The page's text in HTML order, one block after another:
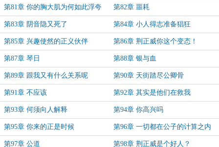
第81章 你的胸大肌为何如此浮夸 第82章 噩耗
第83章 阴音隐又死了 第84章 小人得志准备猖狂
第85章 兴趣使然的正义伙伴 第86章 荆正威你这个变态！
第87章 琴日 第88章 银与血
第89章 跟我又有什么关系呢 第90章 天街踏尽公卿骨
第91章 不应该 第92章 其实是他们在救我
第93章 何须向人解释 第94章 你高兴吗
第95章 你来的正是时候 第96章 一切都在公子的计算之内
第97章 公道 第98章 荆正威是个好人？